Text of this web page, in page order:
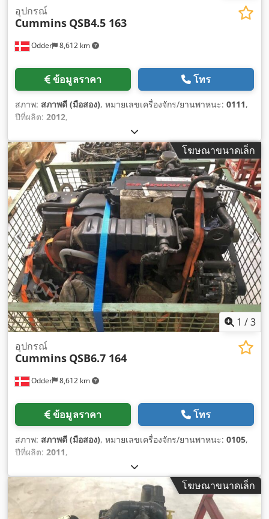
Odder 8,612 km
อุปกรณ์
Cummins QSB4.5 163
ข้อมูลราคา โทร
สภาพ: สภาพดี (มือสอง), หมายเลขเครื่องจักร/ยานพาหนะ: 0111,
ปีที่ผลิต: 2012,
โฆษณาขนาดเล็ก
1 /3
Odder 8,612 km
อุปกรณ์
Cummins QSB6.7 164
ข้อมูลราคา โทร
สภาพ: สภาพดี (มือสอง), หมายเลขเครื่องจักร/ยานพาหนะ: 0105,
ปีที่ผลิต: 2011,
โฆษณาขนาดเล็ก